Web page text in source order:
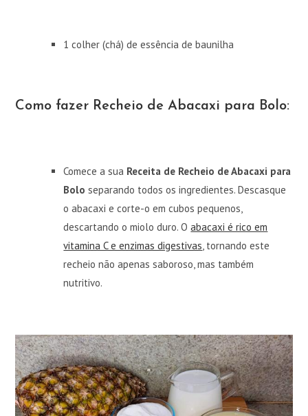
1 colher (chá) de essência de baunilha
Como fazer Recheio de Abacaxi para Bolo:
Comece a sua Receita de Recheio de Abacaxi para
Bolo separando todos os ingredientes. Descasque
o abacaxi e corte-o em cubos pequenos,
descartando o miolo duro. Oabacaxi é rico em
vitamina C e enzimas digestivas, tornando este
recheio não apenas saboroso, mas também
nutritivo.